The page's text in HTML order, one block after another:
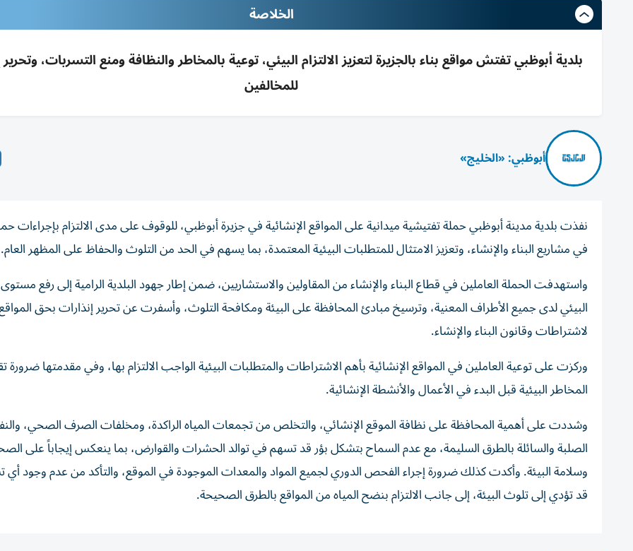
الخلاصة
بلدية أبوظبي تفتش مواقع بناء بالجزيرة لتعزيز الالتزام البيئي، توعية بالمخاطر والنظافة ومنع التسربات،
للمخالفين
أبوظبي: «الخليج»
نفذت بلدية مدينة أبوظبي حملة تفتيشية ميدانية على المواقع الإنشائية في جزيرة أبوظبي، للوقوف على مدى الالتزام بإجراءات
في مشاريع البناء والإنشاء، وتعزيز الامتثال للمتطلبات البيئية المعتمدة، بما يسهم في الحد من التلوث والحفاظ على المظهر العام.
واستهدفت الحملة العاملين في قطاع البناء والإنشاء من المقاولين والاستشاريين، ضمن إطار جهود البلدية الرامية إلى رفع
البيئي لدى جميع الأطراف المعنية، وترسيخ مبادئ المحافظة على البيئة ومكافحة التلوث، وأسفرت عن تحرير إنذارات بحق
لاشتراطات وقانون البناء والإنشاء.
وركزت على توعية العاملين في المواقع الإنشائية بأهم الاشتراطات والمتطلبات البيئية الواجب الالتزام بها، وفي مقدمتها ضرورة
المخاطر البيئية قبل البدء في الأعمال والأنشطة الإنشائية.
وشددت على أهمية المحافظة على نظافة الموقع الإنشائي، والتخلص من تجمعات المياه الراكدة، ومخلفات الصرف الصحي،
الصلبة والسائلة بالطرق السليمة، مع عدم السماح بتشكل بؤر قد تسهم في توالد الحشرات والقوارض، بما ينعكس إيجاباً على
وسلامة البيئة. وأكدت كذلك ضرورة إجراء الفحص الدوري لجميع المواد والمعدات الموجودة في الموقع، والتأكد من عدم وجود
قد تؤدي إلى تلوث البيئة، إلى جانب الالتزام بنضح المياه من المواقع بالطرق الصحيحة.